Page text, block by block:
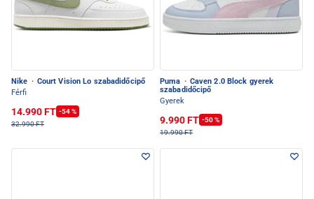
Nike · Court Vision Lo szabadidőcipő
Férfi
14.990 FT -54 %
32.990 FT
Puma · Caven 2.0 Block gyerek
szabadidőcipő
Gyerek
9.990 FT -50 %
19.990 FT